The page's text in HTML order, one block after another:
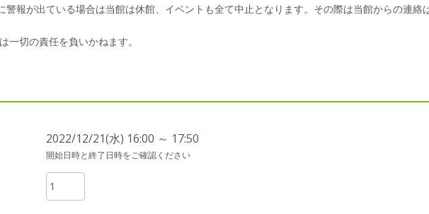
警報が出ている場合は当館は休館、イベントも全て中止となります。その際は当館からの連絡
一切の責任を負いかねます。
2022/12/21(水) 16:00 ～ 17:50
開始日時と終了日時をご確認ください